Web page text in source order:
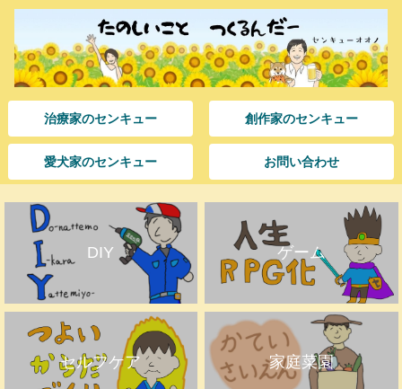
治療家のセンキュー 創作家のセンキュー
愛犬家のセンキュー お問い合わせ
DIY ゲーム
セルフケア 家庭菜園